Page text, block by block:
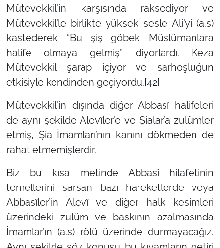
Mütevekkil’in karşısında raksediyor ve
Mütevekkil’le birlikte yüksek sesle Ali’yi (a.s)
kastederek “Bu şiş göbek Müslümanlara
halife olmaya gelmiş” diyorlardı. Keza
Mütevekkil şarap içiyor ve sarhoşluğun
etkisiyle kendinden geçiyordu.[42]
Mütevekkil’in dışında diğer Abbasî halifeleri
de aynı şekilde Alevîler’e ve Şialar’a zulümler
etmiş, Şia İmamları’nın kanını dökmeden de
rahat etmemişlerdir.
Biz bu kısa metinde Abbasî hilafetinin
temellerini sarsan bazı hareketlerde veya
Abbasîler’in Alevî ve diğer halk kesimleri
üzerindeki zulüm ve baskının azalmasında
İmamlar’ın (a.s) rölü üzerinde durmayacağız.